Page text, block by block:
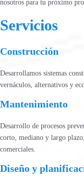
nosotros para tu próximo
Servicios
Construcción
Desarrollamos sistemas
vernáculos, alternativos y
Mantenimiento
Desarrollo de procesos
corto, mediano y largo
comerciales.
Diseño y